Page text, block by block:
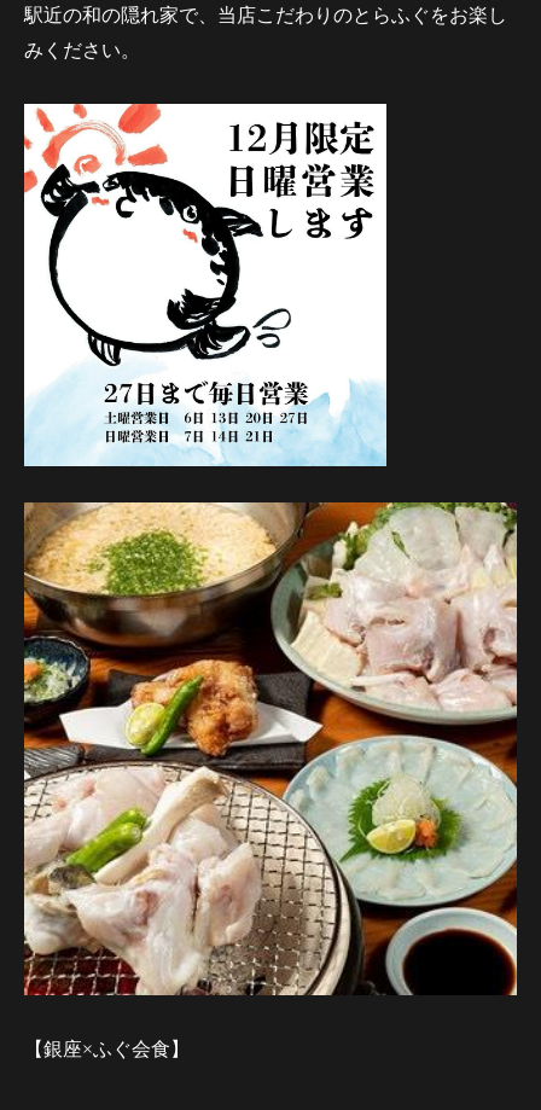
駅近の和の隠れ家で、当店こだわりのとらふぐをお楽し
みください。
【銀座×ふぐ会食】